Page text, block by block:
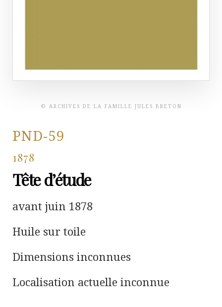
© ARCHIVES DE LA FAMILLE JULES BRETON
PND-59
1878
Tête d’étude
avant juin 1878
Huile sur toile
Dimensions inconnues
Localisation actuelle inconnue